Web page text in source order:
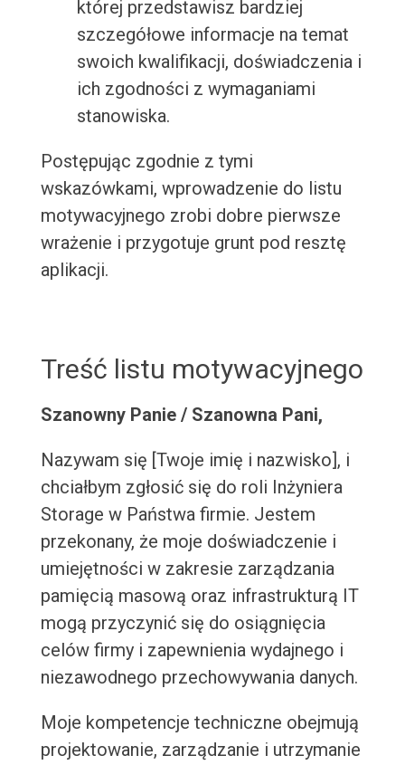
której przedstawisz bardziej
szczegółowe informacje na temat
swoich kwalifikacji, doświadczenia i
ich zgodności z wymaganiami
stanowiska.
Postępując zgodnie z tymi
wskazówkami, wprowadzenie do listu
motywacyjnego zrobi dobre pierwsze
wrażenie i przygotuje grunt pod resztę
aplikacji.
Treść listu motywacyjnego
Szanowny Panie / Szanowna Pani,
Nazywam się [Twoje imię i nazwisko], i
chciałbym zgłosić się do roli Inżyniera
Storage w Państwa firmie. Jestem
przekonany, że moje doświadczenie i
umiejętności w zakresie zarządzania
pamięcią masową oraz infrastrukturą IT
mogą przyczynić się do osiągnięcia
celów firmy i zapewnienia wydajnego i
niezawodnego przechowywania danych.
Moje kompetencje techniczne obejmują
projektowanie, zarządzanie i utrzymanie